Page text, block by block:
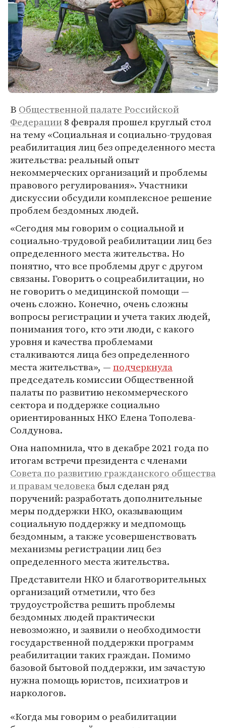
В Общественной палате Российской
Федерации8 февраля прошел круглый стол
на тему «Социальная и социально-трудовая
реабилитация лиц без определенного места
жительства: реальный опыт
некоммерческих организаций и проблемы
правового регулирования». Участники
дискуссии обсудили комплексное решение
проблем бездомных людей.
«Сегодня мы говорим о социальной и
социально-трудовой реабилитации лиц без
определенного места жительства. Но
понятно, что все проблемы друг с другом
связаны. Говорить о соцреабилитации, но
не говорить о медицинской помощи —
очень сложно. Конечно, очень сложны
вопросы регистрации и учета таких людей,
понимания того, кто эти люди, с какого
уровня и качества проблемами
сталкиваются лица без определенного
места жительства», —подчеркнула
председатель комиссии Общественной
палаты по развитию некоммерческого
сектора и поддержке социально
ориентированных НКО Елена Тополева-
Солдунова.
Она напомнила, что в декабре 2021 года по
итогам встречи президента с членами
Совета по развитию гражданского общества
и правам человекабыл сделан ряд
поручений: разработать дополнительные
меры поддержки НКО, оказывающим
социальную поддержку и медпомощь
бездомным, а также усовершенствовать
механизмы регистрации лиц без
определенного места жительства.
Представители НКО и благотворительных
организаций отметили, что без
трудоустройства решить проблемы
бездомных людей практически
невозможно, и заявили о необходимости
государственной поддержки программ
реабилитации таких граждан. Помимо
базовой бытовой поддержки, им зачастую
нужна помощь юристов, психиатров и
наркологов.
«Когда мы говорим о реабилитации